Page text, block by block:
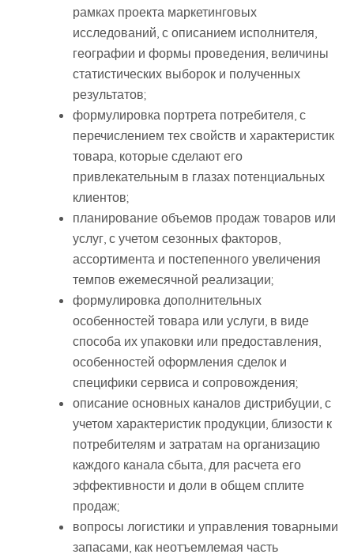
рамках проекта маркетинговых
исследований, с описанием исполнителя,
географии и формы проведения, величины
статистических выборок и полученных
результатов;
формулировка портрета потребителя, с
перечислением тех свойств и характеристик
товара, которые сделают его
привлекательным в глазах потенциальных
клиентов;
планирование объемов продаж товаров или
услуг, с учетом сезонных факторов,
ассортимента и постепенного увеличения
темпов ежемесячной реализации;
формулировка дополнительных
особенностей товара или услуги, в виде
способа их упаковки или предоставления,
особенностей оформления сделок и
специфики сервиса и сопровождения;
описание основных каналов дистрибуции, с
учетом характеристик продукции, близости к
потребителям и затратам на организацию
каждого канала сбыта, для расчета его
эффективности и доли в общем сплите
продаж;
вопросы логистики и управления товарными
запасами, как неотъемлемая часть